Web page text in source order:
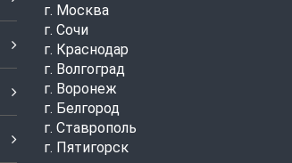
г. Москва
г. Сочи
г. Краснодар
г. Волгоград
г. Воронеж
г. Белгород
г. Ставрополь
г. Пятигорск